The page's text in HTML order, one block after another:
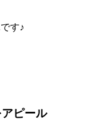
す♪
ピール